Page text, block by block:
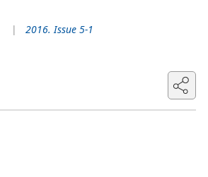
2016. Issue 5-1